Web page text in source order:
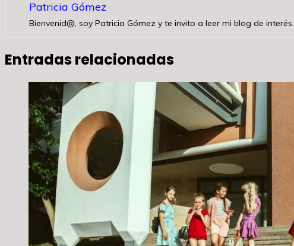
Patricia Gómez
Bienvenid@, soy Patricia Gómez y te invito a leer mi blog de interés.
Entradas relacionadas